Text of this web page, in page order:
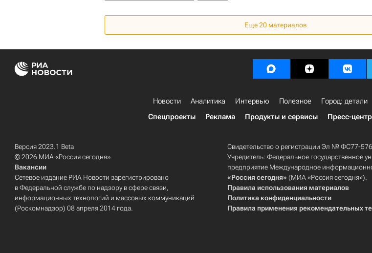
Еще 20 материалов
Новости Аналитика Интервью Полезное Город: детали
Спецпроекты
Реклама Продукты и сервисы Пресс-центр
Версия 2023.1 Beta
© 2026 МИА «Россия сегодня»
Вакансии
Сетевое издание РИА Новости зарегистрировано
в Федеральной службе по надзору в сфере связи,
информационных технологий и массовых коммуникаций
(Роскомнадзор) 08 апреля 2014 года.
Свидетельство о регистрации Эл № ФС77-
Учредитель: Федеральное государственное
предприятие Международное
«Россия сегодня» (МИА «Россия сегодня»).
Правила использования материалов
Политика конфиденциальности
Правила применения рекомендательных